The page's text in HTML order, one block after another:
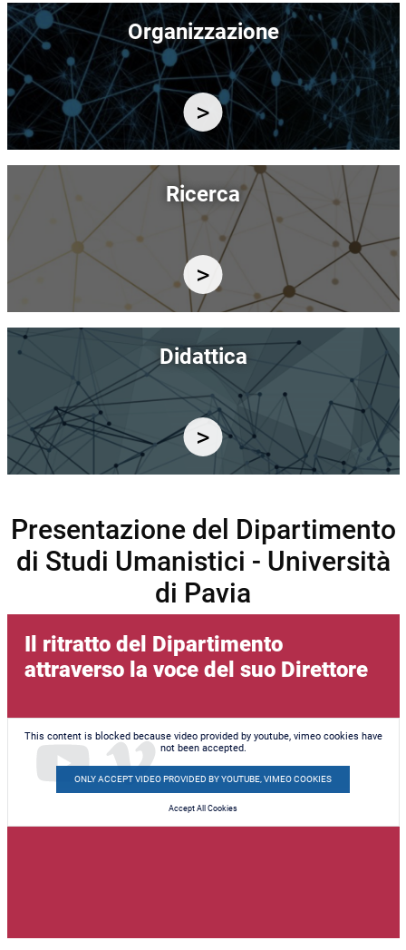
Immagine
Organizzazione
Immagine
Ricerca
Immagine
Didattica
Presentazione del Dipartimento
di Studi Umanistici - Università
di Pavia
Il ritratto del Dipartimento
attraverso la voce del suo Direttore
This content is blocked because video provided by youtube, vimeo cookies have
not been accepted.
ONLY ACCEPT VIDEO PROVIDED BY YOUTUBE, VIMEO COOKIES
Accept All Cookies